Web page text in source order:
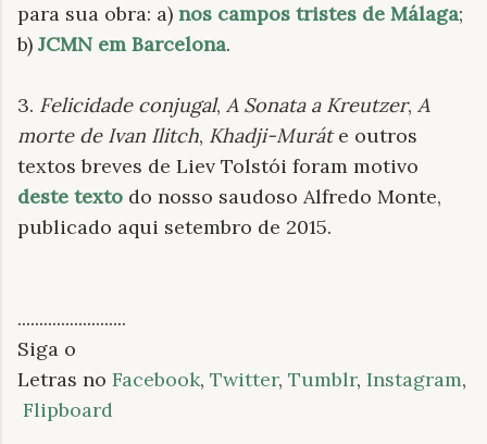
para sua obra: a) nos campos tristes de Málaga;
b) JCMN em Barcelona.
3. Felicidade conjugal, A Sonata a Kreutzer, A
morte de Ivan Ilitch, Khadji-Muráte outros
textos breves de Liev Tolstói foram motivo
deste texto do nosso saudoso Alfredo Monte,
publicado aqui setembro de 2015.
.........................
Siga o
Letras no Facebook, Twitter, Tumblr, Instagram,
Flipboard